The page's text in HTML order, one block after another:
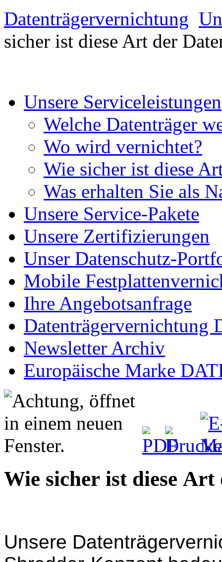
Datenträgervernichtung
sicher ist diese Art der
Unsere Serviceleistungen
Welche Datenträger
Wo wird vernichtet?
Wie sicher ist diese
Was erhalten Sie als
Unsere Service-Pakete
Unsere Zertifizierungen
Unser Datenschutz-
Mobile
Ihre Angebotsanfrage
Datenträgervernichtung
Newsletter Archiv
Europäische Marke
Wie sicher ist diese
Unsere